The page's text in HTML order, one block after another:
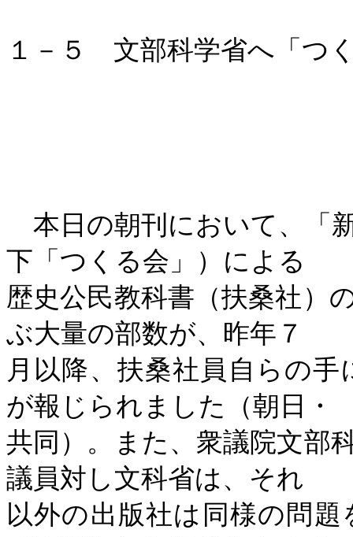
１－５ 文部科学省へ「つ
本日の朝刊において、「
下「つくる会」）による
歴史公民教科書（扶桑社）
ぶ大量の部数が、昨年７
月以降、扶桑社員自らの
が報じられました（朝日・
共同）。また、衆議院文部
議員対し文科省は、それ
以外の出版社は同様の問